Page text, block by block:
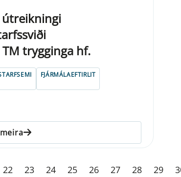
trygginga hf.
FJÁRMÁLAEFTIRLIT
22 23 24 25 26 27 28 29